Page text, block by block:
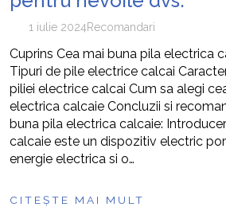
1 iulie 2024Recomandari
Cuprins Cea mai buna pila electrica
Tipuri de pile electrice calcai
piliei electrice calcai Cum sa alegi
electrica calcaie Concluzii si
buna pila electrica calcaie:
calcaie este un dispozitiv electric
energie electrica si o…
CITEȘTE MAI MULT